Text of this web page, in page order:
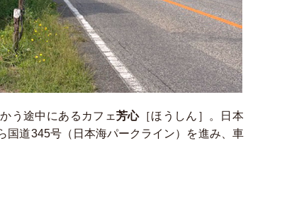
う途中にあるカフェ芳心［ほうしん］。日本
国道345号（日本海パークライン）を進み、車